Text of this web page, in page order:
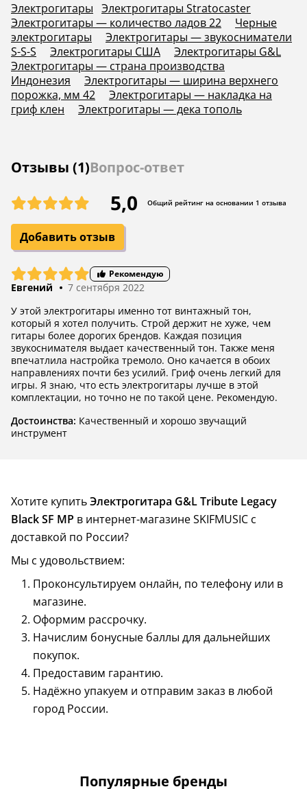
Электрогитары Электрогитары Stratocaster
Электрогитары — количество ладов 22
Черные
электрогитары
Электрогитары — звукосниматели
S-S-S
Электрогитары США
Электрогитары G&L
Электрогитары — страна производства
Индонезия
Электрогитары — ширина верхнего
порожка, мм 42
Электрогитары — накладка на
гриф клен
Электрогитары — дека тополь
Отзывы (1)Вопрос-ответ
5,0 Общий рейтинг на основании 1 отзыва
Добавить отзыв
Евгений
7 сентября 2022
У этой электрогитары именно тот винтажный тон,
который я хотел получить. Строй держит не хуже, чем
гитары более дорогих брендов. Каждая позиция
звукоснимателя выдает качественный тон. Также меня
впечатлила настройка тремоло. Оно качается в обоих
направлениях почти без усилий. Гриф очень легкий для
игры. Я знаю, что есть электрогитары лучше в этой
комплектации, но точно не по такой цене. Рекомендую.
Достоинства: Качественный и хорошо звучащий
инструмент
Рекомендую
Хотите купитьЭлектрогитара G&L Tribute Legacy
Black SF MP в интернет-магазине SKIFMUSIC с
доставкой по России?
Мы с удовольствием:
Проконсультируем онлайн, по телефону или в
магазине.
Оформим рассрочку.
Начислим бонусные баллы для дальнейших
покупок.
Предоставим гарантию.
Надёжно упакуем и отправим заказ в любой
город России.
Популярные бренды